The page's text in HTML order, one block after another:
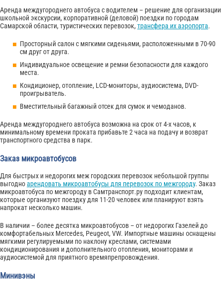
Аренда междугороднего автобуса с водителем – решение для организации
школьной экскурсии, корпоративной (деловой) поездки по городам
Самарской области, туристических перевозок, трансфера их аэропорта.
Просторный салон с мягкими сиденьями, расположенными в 70-90
см друг от друга.
Индивидуальное освещение и ремни безопасности для каждого
места.
Кондиционер, отопление, LCD-мониторы, аудиосистема, DVD-
проигрыватель.
Вместительный багажный отсек для сумок и чемоданов.
Аренда междугороднего автобуса возможна на срок от 4-х часов, к
минимальному времени проката прибавьте 2 часа на подачу и возврат
транспортного средства в парк.
Заказ микроавтобусов
Для быстрых и недорогих меж городских перевозок небольшой группы
выгодноарендовать микроавтобусы для перевозок по межгороду. Заказ
микроавтобуса по межгороду в Самтранспорт.ру подходит клиентам,
которые организуют поездку для 11-20 человек или планируют взять
напрокат несколько машин.
В наличии – более десятка микроавтобусов – от недорогих Газелей до
комфортабельных Mercedes, Peugeot, VW. Импортные машины оснащены
мягкими регулируемыми по наклону креслами, системами
кондиционирования и дополнительного отопления, мониторами и
аудиосистемой для приятного времяпрепровождения.
Минивэны